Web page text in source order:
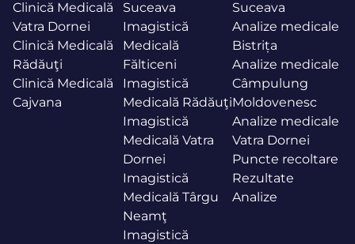
Clinică Medicală
Vatra Dornei
Clinică Medicală
Rădăuţi
Clinică Medicală
Cajvana
Suceava
Imagistică
Medicală
Fălticeni
Imagistică
Medicală Rădăuţi
Imagistică
Medicală Vatra
Dornei
Imagistică
Medicală Târgu
Neamţ
Imagistică
Suceava
Analize medicale
Bistrița
Analize medicale
Câmpulung
Moldovenesc
Analize medicale
Vatra Dornei
Puncte recoltare
Rezultate
Analize